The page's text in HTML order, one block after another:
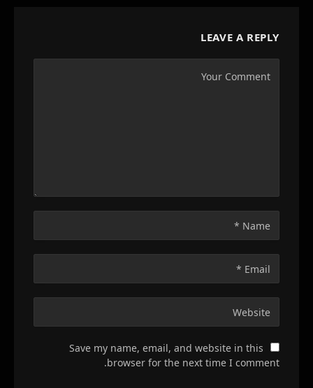
LEAVE A REPLY
Save my name, email, and website in this
browser for the next time I comment.